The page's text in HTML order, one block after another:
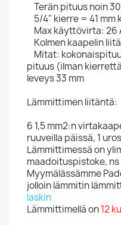
Terän pituus noin
5/4" kierre = 41 mm
Max käyttövirta: 26
Kolmen kaapelin
Mitat:
pituus (ilman
leveys 33 mm
Lämmittimen liitäntä:
6 1,5 mm2:n
ruuveilla päissä, 1
Lämmittimessä on
maadoituspistoke,
Myymälässämme
jolloin lämmitin
laskin
Lämmittimellä on12